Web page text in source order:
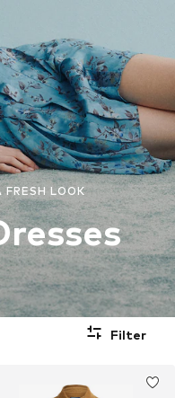
FRESH LOOK
Filter